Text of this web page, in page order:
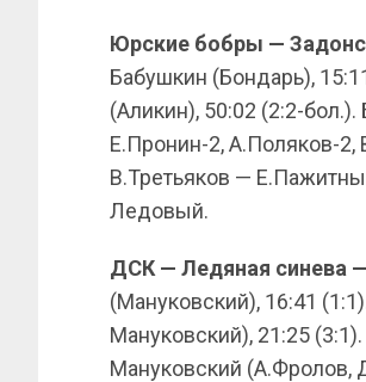
Юрские бобры —
Бабушкин (Бондарь),
(Аликин), 50:02 (2:2-
Е.Пронин-2, А.Поляков-
В.Третьяков —
Ледовый.
ДСК — Ледяная синева
(Мануковский), 16:41
Мануковский), 21:25
Мануковский (А.Фролов,